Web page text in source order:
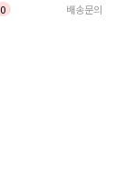
0 배송문의